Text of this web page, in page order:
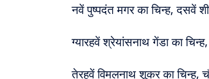
नवें पुष्पदंत मगर का चिन्ह, दसवें
ग्यारहवें श्रेयांसनाथ गेंडा का
तेरहवें विमलनाथ शूकर का चिन्ह,